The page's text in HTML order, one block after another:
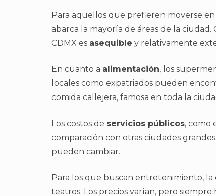
Para aquellos que prefieren moverse
abarca la mayoría de áreas de la
CDMX es asequible y relativamente
En cuanto a alimentación, los
locales como expatriados pueden
comida callejera, famosa en toda la
Los costos de servicios públicos, como
comparación con otras ciudades
pueden cambiar.
Para los que buscan entretenimiento,
teatros. Los precios varían, pero